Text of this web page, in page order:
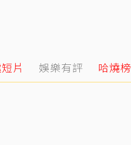
片 娛樂有評 哈燒榜